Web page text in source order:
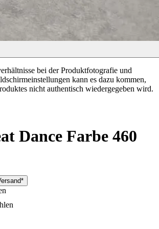
bei der Produktfotografie und
kann es dazu kommen,
nicht authentisch wiedergegeben wird.
Dance Farbe 460